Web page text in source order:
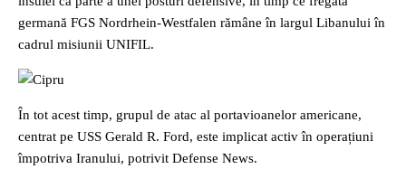
germană FGS Nordrhein-Westfalen rămâne în largul Libanului în
cadrul misiunii UNIFIL.
În tot acest timp, grupul de atac al portavioanelor americane,
centrat pe USS Gerald R. Ford, este implicat activ în operațiuni
împotriva Iranului, potrivit Defense News.